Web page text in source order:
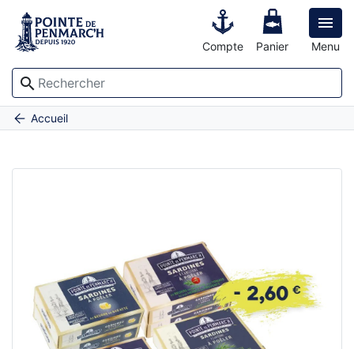

Menu
search
Compte Panier
Accueil
Composition sardines à poêler juste à réchauffer